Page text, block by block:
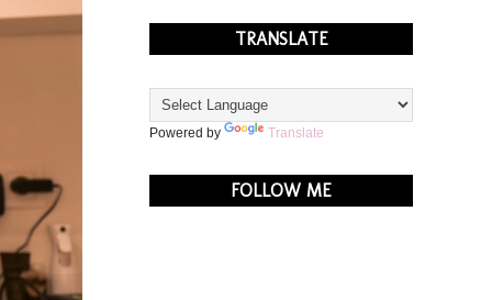
TRANSLATE
Powered by Translate
FOLLOW ME